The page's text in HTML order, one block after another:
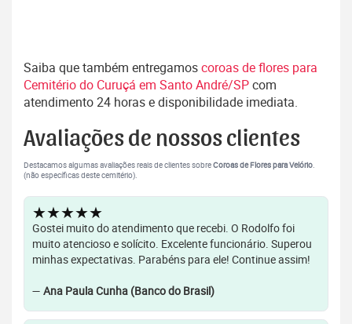
Saiba que também entregamoscoroas de flores para
Cemitério do Curuçá em Santo André/SPcom
atendimento 24 horas e disponibilidade imediata.
Avaliações de nossos clientes
Destacamos algumas avaliações reais de clientes sobreCoroas de Flores para Velório.
(não específicas deste cemitério).
★★★★★
Gostei muito do atendimento que recebi. O Rodolfo foi
muito atencioso e solícito. Excelente funcionário. Superou
minhas expectativas. Parabéns para ele! Continue assim!
— Ana Paula Cunha (Banco do Brasil)